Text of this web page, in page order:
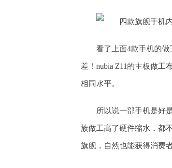
看了上面4款手机的
差！nubia Z11的主板做工
相同水平。
所以说一部手机是好
族做工高了硬件缩水，都
旗舰，自然也能获得消费